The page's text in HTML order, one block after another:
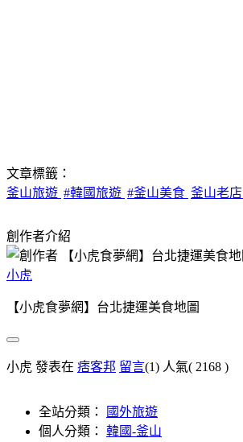
文章標籤：
釜山旅遊 #韓國旅遊 #釜山美食 釜山老店
創作者介紹
小虎
【小虎食夢網】台北捷運美食地圖
小虎 發表在 痞客邦 留言(1) 人氣( 2168 )
全站分類：
國外旅遊
個人分類： 韓國-釜山